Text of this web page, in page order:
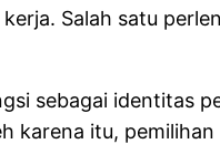
Salah satu
sebagai identitas
karena itu,